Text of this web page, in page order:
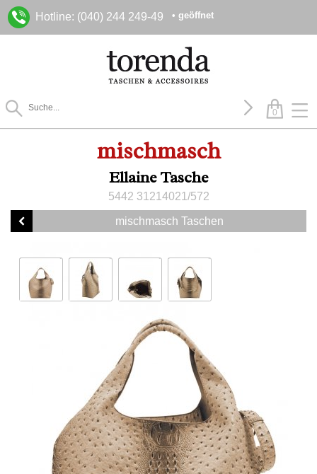
Hotline: (040) 244 249-49 • geöffnet
0
mischmasch
Ellaine Tasche
5442 31214021/572
mischmasch Taschen